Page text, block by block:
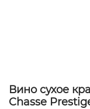
Вино сухое
Chasse